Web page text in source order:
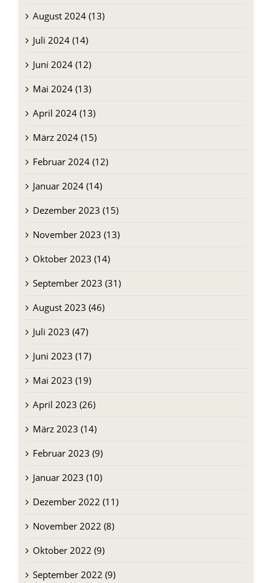
September 2024 (13)
August 2024 (13)
Juli 2024 (14)
Juni 2024 (12)
Mai 2024 (13)
April 2024 (13)
März 2024 (15)
Februar 2024 (12)
Januar 2024 (14)
Dezember 2023 (15)
November 2023 (13)
Oktober 2023 (14)
September 2023 (31)
August 2023 (46)
Juli 2023 (47)
Juni 2023 (17)
Mai 2023 (19)
April 2023 (26)
März 2023 (14)
Februar 2023 (9)
Januar 2023 (10)
Dezember 2022 (11)
November 2022 (8)
Oktober 2022 (9)